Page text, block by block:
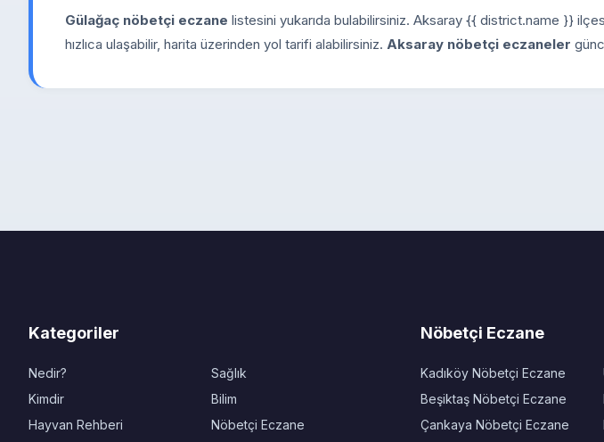
Gülağaç nöbetçi eczane listesini yukarıda bulabilirsiniz. Aksaray {{ district.name }}
hızlıca ulaşabilir, harita üzerinden yol tarifi alabilirsiniz. Aksaray nöbetçi eczaneler
Kategoriler
Nedir?
Kimdir
Hayvan Rehberi
Sağlık
Bilim
Nöbetçi Eczane
Nöbetçi Eczane
Kadıköy Nöbetçi Eczane
Beşiktaş Nöbetçi Eczane
Çankaya Nöbetçi Eczane